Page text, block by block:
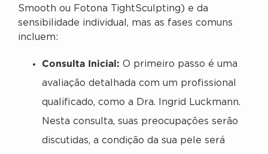
Smooth ou Fotona TightSculpting) e da
sensibilidade individual, mas as fases comuns
incluem:
Consulta Inicial: O primeiro passo é uma
avaliação detalhada com um profissional
qualificado, como a Dra. Ingrid Luckmann.
Nesta consulta, suas preocupações serão
discutidas, a condição da sua pele será